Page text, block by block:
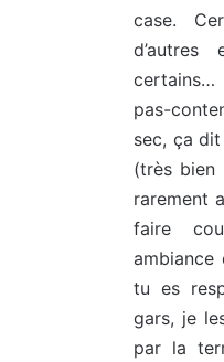
case.
certains…
pas-
sec, ça
(très bien
rarement
faire
ambiance
tu es
gars, je
par la